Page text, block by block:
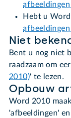
Hebt u
Niet
Bent u nog niet
raadzaam om
2010)' te lezen.
Opbouw
Word 2010
'afbeeldingen'